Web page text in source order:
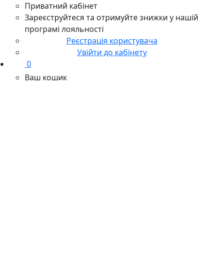
Приватний кабінет
Зареєструйтеся та отримуйте знижки у нашій
програмі лояльності
Реєстрація користувача
Увійти до кабінету
0
Ваш кошик